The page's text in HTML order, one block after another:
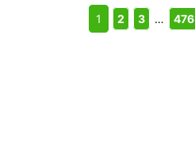
1 2 3 … 476